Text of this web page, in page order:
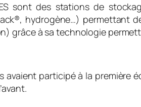
sont des stations de
hydrogène…) permettant
grâce à sa technologie
avaient participé à la